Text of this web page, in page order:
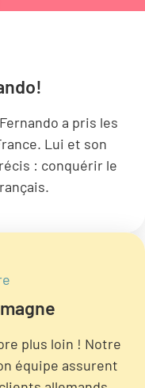
a pris les
Lui et son
: conquérir le
plus loin ! Notre
équipe assurent